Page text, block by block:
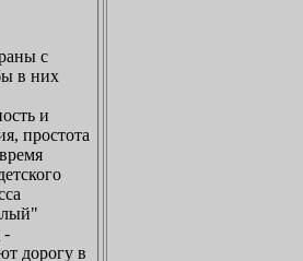
с
в них
и
простота
-